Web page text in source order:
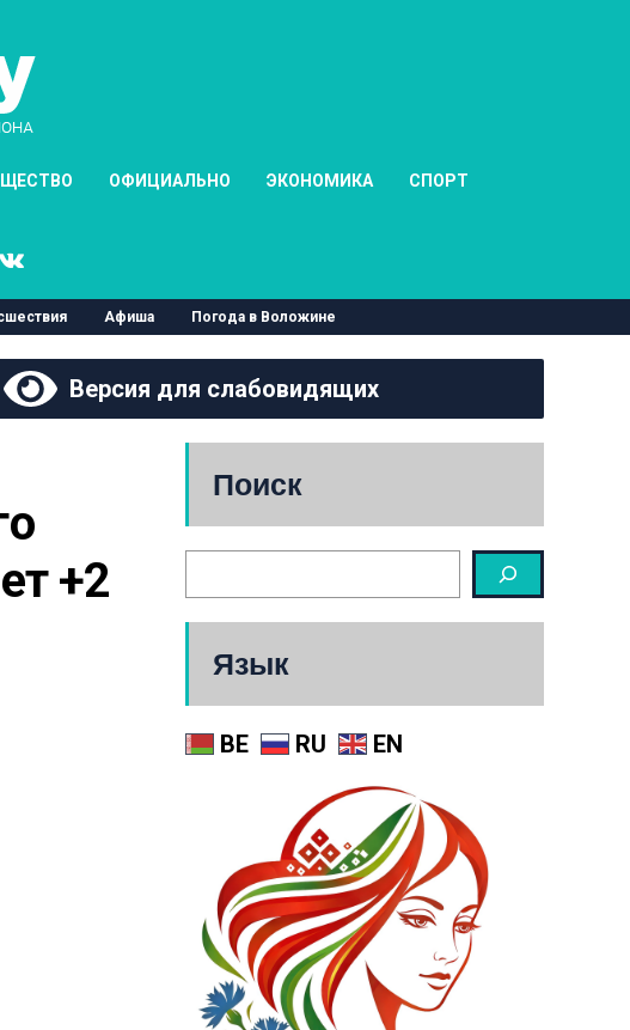
ОФИЦИАЛЬНО ЭКОНОМИКА СПОРТ
Афиша Погода в Воложине
Версия для слабовидящих
+2
Поиск
Язык
BE RU EN